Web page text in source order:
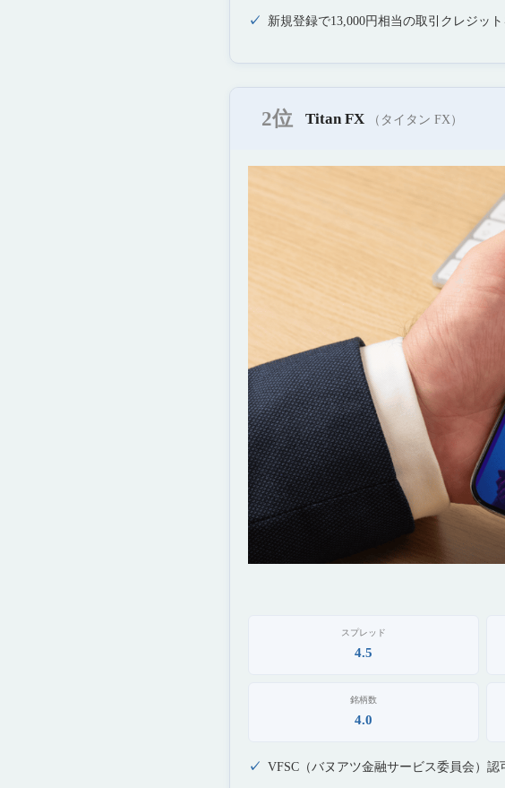
新規登録で13,000円相当の取引クレジッ
2位 Titan FX （タイタン FX）
スプレッド
4.5
銘柄数
4.0
VFSC（バヌアツ金融サービス委員会）認